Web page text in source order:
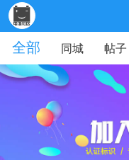
全部
同城 帖子